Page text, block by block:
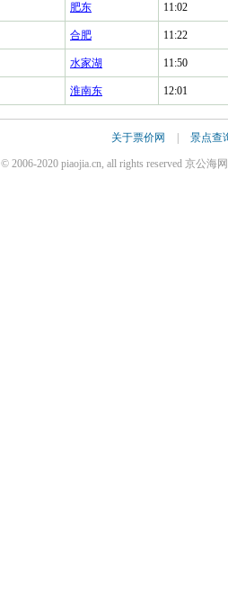
肥东 11:02
合肥 11:22
水家湖 11:50
淮南东 12:01
关于票价网 景点查
© 2006-2020 piaojia.cn, all rights reserved 京公海